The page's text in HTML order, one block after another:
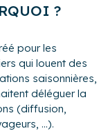
?
pour les
qui louent des
saisonnières,
déléguer la
(diffusion,
...).